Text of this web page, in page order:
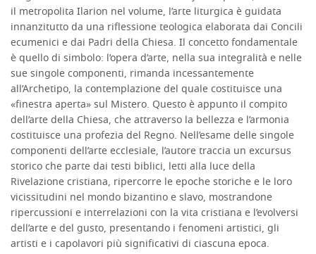
il metropolita Ilarion nel volume, l’arte liturgica è guidata
innanzitutto da una riflessione teologica elaborata dai Concili
ecumenici e dai Padri della Chiesa. Il concetto fondamentale
è quello di simbolo: l’opera d’arte, nella sua integralità e nelle
sue singole componenti, rimanda incessantemente
all’Archetipo, la contemplazione del quale costituisce una
«finestra aperta» sul Mistero. Questo è appunto il compito
dell’arte della Chiesa, che attraverso la bellezza e l’armonia
costituisce una profezia del Regno. Nell’esame delle singole
componenti dell’arte ecclesiale, l’autore traccia un excursus
storico che parte dai testi biblici, letti alla luce della
Rivelazione cristiana, ripercorre le epoche storiche e le loro
vicissitudini nel mondo bizantino e slavo, mostrandone
ripercussioni e interrelazioni con la vita cristiana e l’evolversi
dell’arte e del gusto, presentando i fenomeni artistici, gli
artisti e i capolavori più significativi di ciascuna epoca.